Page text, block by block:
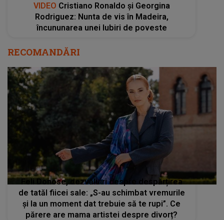
VIDEO Cristiano Ronaldo și Georgina
Rodriguez: Nunta de vis în Madeira,
încununarea unei Iubiri de poveste
RECOMANDĂRI
Feli Donose, dezvăluiri despre despărțirea
de tatăl fiicei sale: „S-au schimbat vremurile
și la un moment dat trebuie să te rupi”. Ce
părere are mama artistei despre divorț?